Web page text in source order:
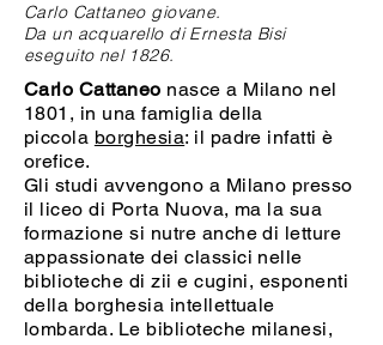
Carlo Cattaneo giovane.
Da un acquarello di Ernesta Bisi
eseguito nel 1826.
Carlo Cattaneo nasce a Milano nel
1801, in una famiglia della
piccola borghesia: il padre infatti è
orefice.
Gli studi avvengono a Milano presso
il liceo di Porta Nuova, ma la sua
formazione si nutre anche di letture
appassionate dei classici nelle
biblioteche di zii e cugini, esponenti
della borghesia intellettuale
lombarda. Le biblioteche milanesi,